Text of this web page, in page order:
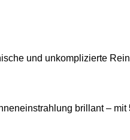
und unkomplizierte
brillant – mit